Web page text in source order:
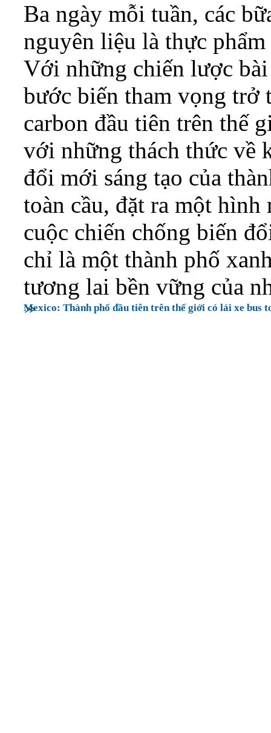
Ba ngày mỗi tuần, các
nguyên liệu là thực
Với những chiến lược
bước biến tham vọng trở
carbon đầu tiên trên thế
với những thách thức về
đổi mới sáng tạo của
toàn cầu, đặt ra một
cuộc chiến chống biến
chỉ là một thành phố
tương lai bền vững của
Mexico: Thành phố đầu tiên trên thế giới có lái xe bus